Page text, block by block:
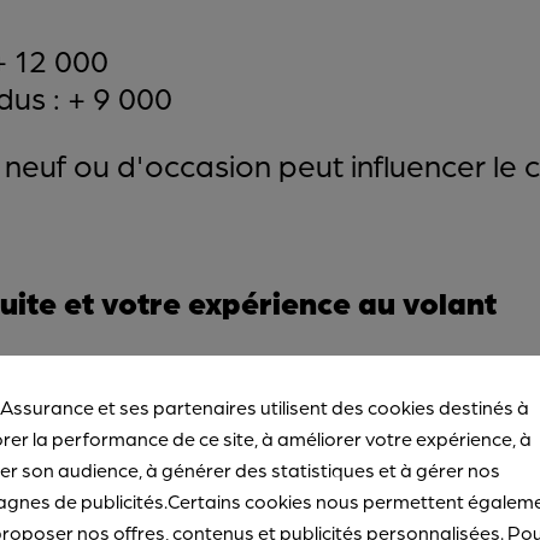
12 000
: + 9 000
ou d'occasion peut influencer le
et votre expérience au volant
y compris les antécédents
clé dans le calcul de la prime
de conduite peuvent
et ses partenaires utilisent des cookies destinés à
la performance de ce site, à améliorer votre expérience, à
son audience, à générer des statistiques et à gérer nos
de publicités.Certains cookies nous permettent
nos offres, contenus et publicités personnalisées.